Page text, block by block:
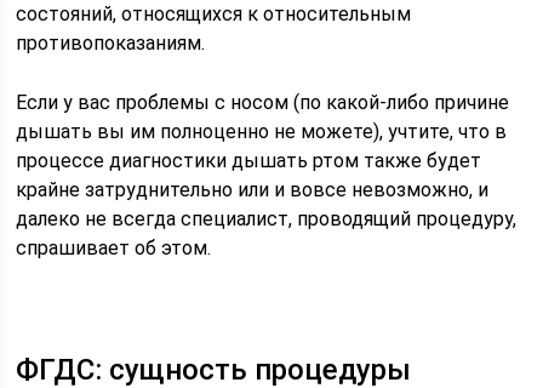
состояний, относящихся к относительным
противопоказаниям.
Если у вас проблемы с носом (по какой-либо причине
дышать вы им полноценно не можете), учтите, что в
процессе диагностики дышать ртом также будет
крайне затруднительно или и вовсе невозможно, и
далеко не всегда специалист, проводящий процедуру,
спрашивает об этом.
ФГДС: сущность процедуры